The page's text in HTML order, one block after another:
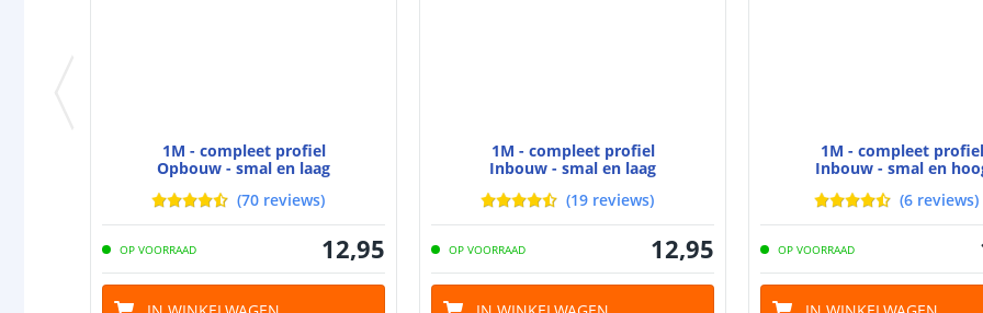
1M - compleet profiel
Opbouw - smal en laag
(70 reviews)
OP VOORRAAD 12,95
1M - compleet profiel
Inbouw - smal en laag
(19 reviews)
OP VOORRAAD 12,95
1M - compleet profiel
Inbouw - smal en
(6 reviews)
OP VOORRAAD